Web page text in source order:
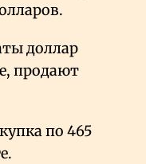
доллар
продают
по 465